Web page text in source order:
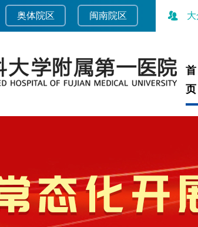
奥体院区 闽南院区 大
首
页